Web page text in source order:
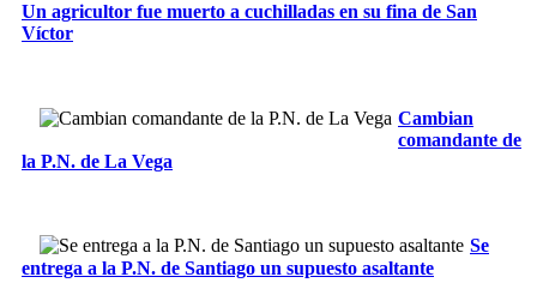
Un agricultor fue muerto a cuchilladas en su fina de San
Víctor
Cambian
comandante de
la P.N. de La Vega
Se
entrega a la P.N. de Santiago un supuesto asaltante